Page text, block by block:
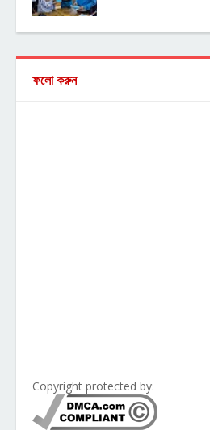
ফলো করুন
Copyright protected by: